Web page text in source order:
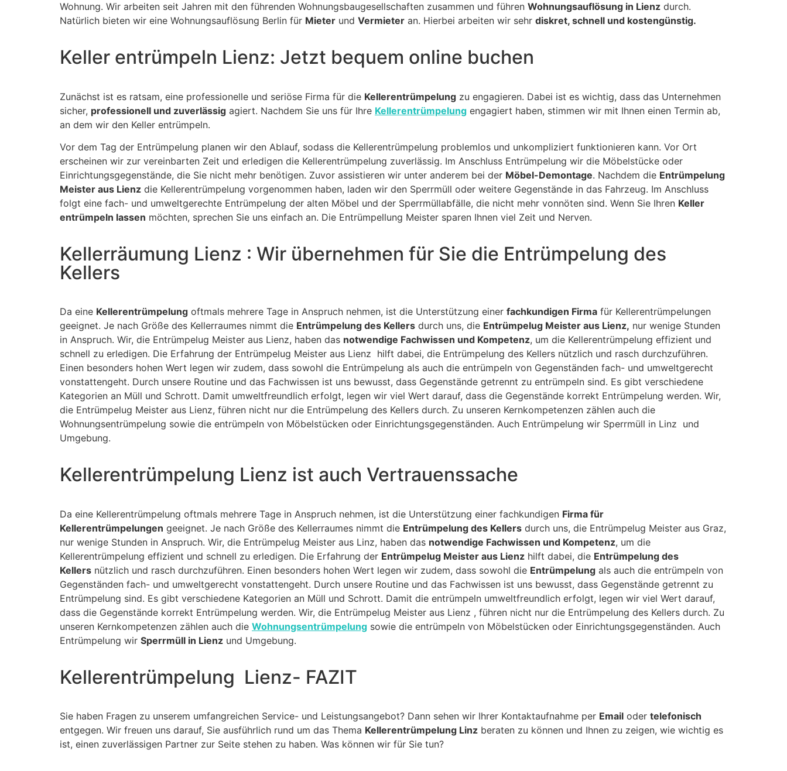
Wohnung. Wir arbeiten seit Jahren mit den führenden Wohnungsbaugesellschaften zusammen und führen Wohnungsauflösung in Lienz durch.
Natürlich bieten wir eine Wohnungsauflösung Berlin für Mieter und Vermieter an. Hierbei arbeiten wir sehr diskret, schnell und kostengünstig.
Keller entrümpeln Lienz: Jetzt bequem online buchen
Zunächst ist es ratsam, eine professionelle und seriöse Firma für die Kellerentrümpelung zu engagieren. Dabei ist es wichtig, dass das Unternehmen
sicher, professionell und zuverlässig agiert. Nachdem Sie uns für Ihre Kellerentrümpelung engagiert haben, stimmen wir mit Ihnen einen Termin ab,
an dem wir den Keller entrümpeln.
Vor dem Tag der Entrümpelung planen wir den Ablauf, sodass die Kellerentrümpelung problemlos und unkompliziert funktionieren kann. Vor Ort
erscheinen wir zur vereinbarten Zeit und erledigen die Kellerentrümpelung zuverlässig. Im Anschluss Entrümpelung wir die Möbelstücke oder
Einrichtungsgegenstände, die Sie nicht mehr benötigen. Zuvor assistieren wir unter anderem bei der Möbel-Demontage. Nachdem die Entrümpelung
Meister aus Lienz die Kellerentrümpelung vorgenommen haben, laden wir den Sperrmüll oder weitere Gegenstände in das Fahrzeug. Im Anschluss
folgt eine fach- und umweltgerechte Entrümpelung der alten Möbel und der Sperrmüllabfälle, die nicht mehr vonnöten sind. Wenn Sie Ihren Keller
entrümpeln lassen möchten, sprechen Sie uns einfach an. Die Entrümpellung Meister sparen Ihnen viel Zeit und Nerven.
Kellerräumung Lienz : Wir übernehmen für Sie die Entrümpelung des
Kellers
Da eine Kellerentrümpelung oftmals mehrere Tage in Anspruch nehmen, ist die Unterstützung einer fachkundigen Firma für Kellerentrümpelungen
geeignet. Je nach Größe des Kellerraumes nimmt die Entrümpelung des Kellers durch uns, die Entrümpelug Meister aus Lienz, nur wenige Stunden
in Anspruch. Wir, die Entrümpelug Meister aus Lienz, haben das notwendige Fachwissen und Kompetenz, um die Kellerentrümpelung effizient und
schnell zu erledigen. Die Erfahrung der Entrümpelug Meister aus Lienz hilft dabei, die Entrümpelung des Kellers nützlich und rasch durchzuführen.
Einen besonders hohen Wert legen wir zudem, dass sowohl die Entrümpelung als auch die entrümpeln von Gegenständen fach- und umweltgerecht
vonstattengeht. Durch unsere Routine und das Fachwissen ist uns bewusst, dass Gegenstände getrennt zu entrümpeln sind. Es gibt verschiedene
Kategorien an Müll und Schrott. Damit umweltfreundlich erfolgt, legen wir viel Wert darauf, dass die Gegenstände korrekt Entrümpelung werden. Wir,
die Entrümpelug Meister aus Lienz, führen nicht nur die Entrümpelung des Kellers durch. Zu unseren Kernkompetenzen zählen auch die
Wohnungsentrümpelung sowie die entrümpeln von Möbelstücken oder Einrichtungsgegenständen. Auch Entrümpelung wir Sperrmüll in Linz und
Umgebung.
Kellerentrümpelung Lienz ist auch Vertrauenssache
Da eine Kellerentrümpelung oftmals mehrere Tage in Anspruch nehmen, ist die Unterstützung einer fachkundigen Firma für
Kellerentrümpelungen geeignet. Je nach Größe des Kellerraumes nimmt die Entrümpelung des Kellers durch uns, die Entrümpelug Meister aus Graz,
nur wenige Stunden in Anspruch. Wir, die Entrümpelug Meister aus Linz, haben das notwendige Fachwissen und Kompetenz, um die
Kellerentrümpelung effizient und schnell zu erledigen. Die Erfahrung der Entrümpelug Meister aus Lienz hilft dabei, die Entrümpelung des
Kellers nützlich und rasch durchzuführen. Einen besonders hohen Wert legen wir zudem, dass sowohl die Entrümpelung als auch die entrümpeln von
Gegenständen fach- und umweltgerecht vonstattengeht. Durch unsere Routine und das Fachwissen ist uns bewusst, dass Gegenstände getrennt zu
Entrümpelung sind. Es gibt verschiedene Kategorien an Müll und Schrott. Damit die entrümpeln umweltfreundlich erfolgt, legen wir viel Wert darauf,
dass die Gegenstände korrekt Entrümpelung werden. Wir, die Entrümpelug Meister aus Lienz , führen nicht nur die Entrümpelung des Kellers durch. Zu
unseren Kernkompetenzen zählen auch die Wohnungsentrümpelung sowie die entrümpeln von Möbelstücken oder Einrichtungsgegenständen. Auch
Entrümpelung wir Sperrmüll in Lienz und Umgebung.
Kellerentrümpelung Lienz- FAZIT
Sie haben Fragen zu unserem umfangreichen Service- und Leistungsangebot? Dann sehen wir Ihrer Kontaktaufnahme per Email oder telefonisch
entgegen. Wir freuen uns darauf, Sie ausführlich rund um das Thema Kellerentrümpelung Linz beraten zu können und Ihnen zu zeigen, wie wichtig es
ist, einen zuverlässigen Partner zur Seite stehen zu haben. Was können wir für Sie tun?